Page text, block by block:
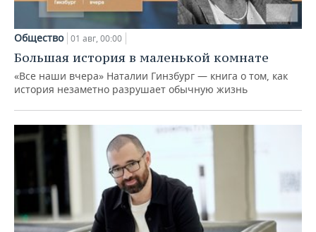
Общество 01 авг, 00:00
Большая история в маленькой комнате
«Все наши вчера» Наталии Гинзбург — книга о том, как
история незаметно разрушает обычную жизнь